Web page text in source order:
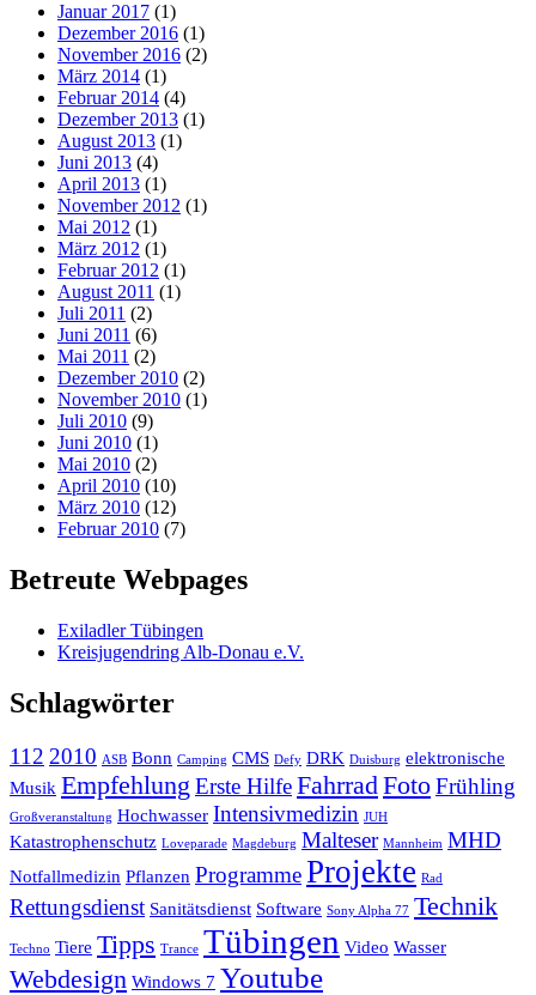
Januar 2017 (1)
Dezember 2016 (1)
November 2016 (2)
März 2014 (1)
Februar 2014 (4)
Dezember 2013 (1)
August 2013 (1)
Juni 2013 (4)
April 2013 (1)
November 2012 (1)
Mai 2012 (1)
März 2012 (1)
Februar 2012 (1)
August 2011 (1)
Juli 2011 (2)
Juni 2011 (6)
Mai 2011 (2)
Dezember 2010 (2)
November 2010 (1)
Juli 2010 (9)
Juni 2010 (1)
Mai 2010 (2)
April 2010 (10)
März 2010 (12)
Februar 2010 (7)
Betreute Webpages
Exiladler Tübingen
Kreisjugendring Alb-Donau e.V.
Schlagwörter
112 2010 ASB Bonn Camping CMS Defy DRK Duisburg elektronische
Musik Empfehlung Erste HilfeFahrrad FotoFrühling
Großveranstaltung Hochwasser Intensivmedizin JUH
Katastrophenschutz Loveparade Magdeburg Malteser Mannheim MHD
Notfallmedizin Pflanzen ProgrammeProjekte Rad
Rettungsdienst Sanitätsdienst Software Sony Alpha 77 Technik
Techno Tiere Tipps Trance Tübingen Video Wasser
Webdesign Windows 7 Youtube